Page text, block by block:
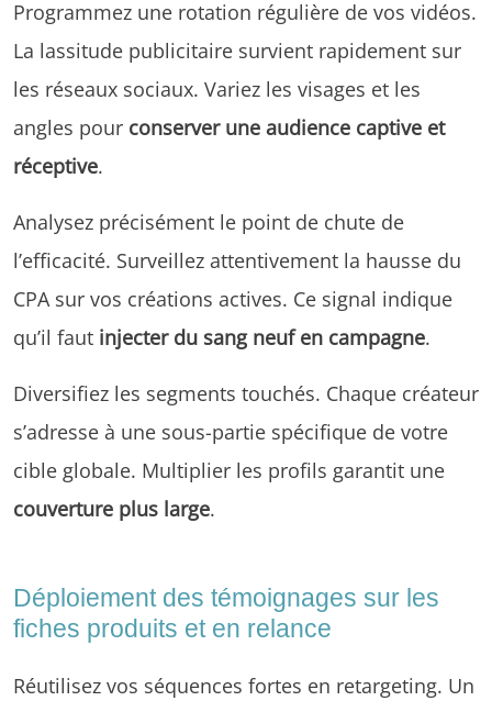
Programmez une rotation régulière de vos vidéos.
La lassitude publicitaire survient rapidement sur
les réseaux sociaux. Variez les visages et les
angles pour conserver une audience captive et
réceptive.
Analysez précisément le point de chute de
l’efficacité. Surveillez attentivement la hausse du
CPA sur vos créations actives. Ce signal indique
qu’il faut injecter du sang neuf en campagne.
Diversifiez les segments touchés. Chaque créateur
s’adresse à une sous-partie spécifique de votre
cible globale. Multiplier les profils garantit une
couverture plus large.
Déploiement des témoignages sur les
fiches produits et en relance
Réutilisez vos séquences fortes en retargeting. Un